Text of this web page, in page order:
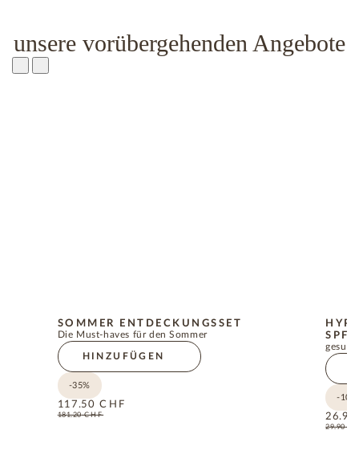
unsere vorübergehenden Angebote
SOMMER ENTDECKUNGSSET
Die Must-haves für den Sommer
HINZUFÜGEN
-35%
117.50 CHF
181.20CHF
-10%
26.90
29.90